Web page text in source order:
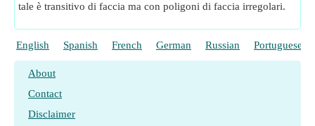
tale è transitivo di faccia ma con poligoni di faccia irregolari.
English Spanish French German Russian Portuguese
About
Contact
Disclaimer